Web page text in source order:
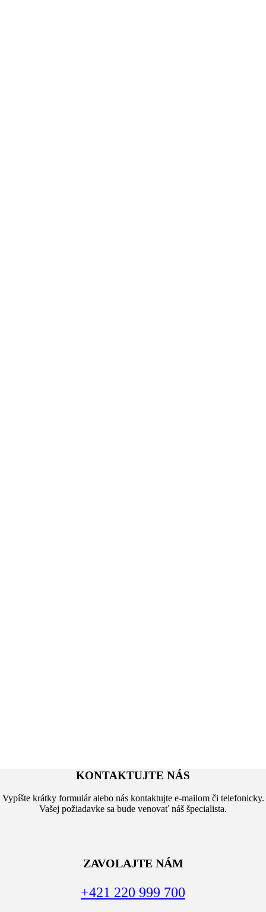
KONTAKTUJTE NÁS
Vypíšte krátky formulár alebo nás kontaktujte e-mailom či telefonicky.
Vašej požiadavke sa bude venovať náš špecialista.
ZAVOLAJTE NÁM
+421 220 999 700